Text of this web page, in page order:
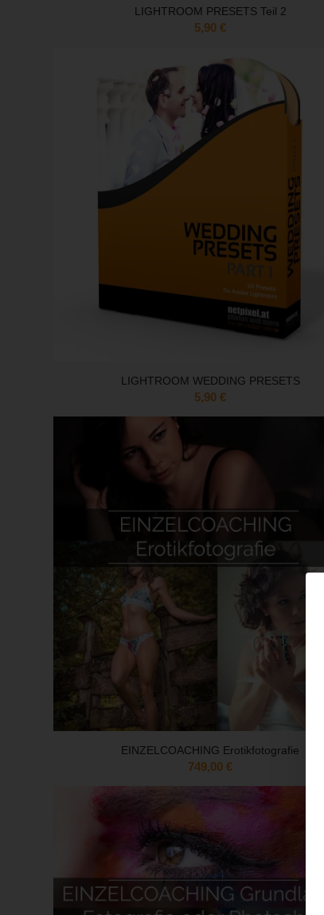
LIGHTROOM PRESETS Teil 2
5,90€
LIGHTROOM WEDDING PRESETS
5,90€
EINZELCOACHING Erotikfotografie
749,00€